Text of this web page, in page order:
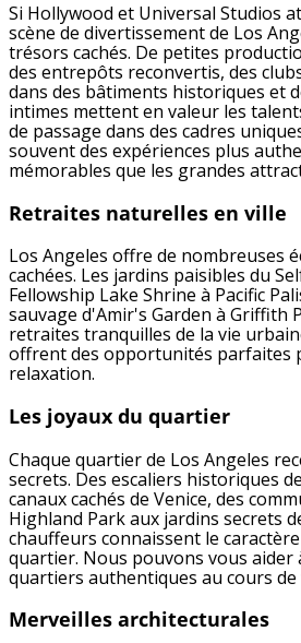
Si Hollywood et Universal Studios
scène de divertissement de Los
trésors cachés. De petites
des entrepôts reconvertis, des
dans des bâtiments historiques et
intimes mettent en valeur les
de passage dans des cadres
souvent des expériences plus
mémorables que les grandes
Retraites naturelles en ville
Los Angeles offre de nombreuses
cachées. Les jardins paisibles du
Fellowship Lake Shrine à Pacific
sauvage d'Amir's Garden à Griffith
retraites tranquilles de la vie
offrent des opportunités parfaites
relaxation.
Les joyaux du quartier
Chaque quartier de Los Angeles
secrets. Des escaliers historiques
canaux cachés de Venice, des
Highland Park aux jardins secrets
chauffeurs connaissent le
quartier. Nous pouvons vous aider
quartiers authentiques au cours de
Merveilles architecturales